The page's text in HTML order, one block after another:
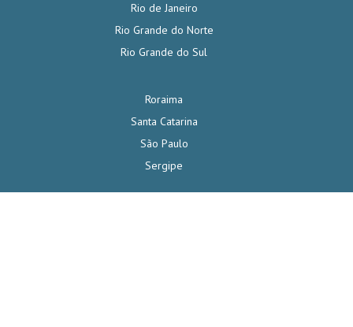
Rio de Janeiro
Rio Grande do Norte
Rio Grande do Sul
Roraima
Santa Catarina
São Paulo
Sergipe